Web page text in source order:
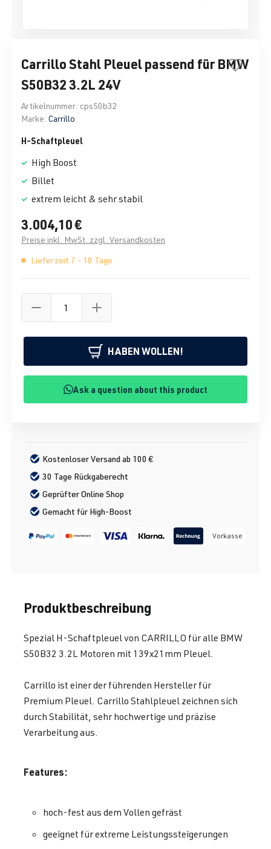
Carrillo Stahl Pleuel passend für BMW
S50B32 3.2L 24V
Artikelnummer: cps50b32
Marke: Carrillo
H-Schaftpleuel
High Boost
Billet
extrem leicht & sehr stabil
3.004,10 €
Preise inkl. MwSt. zzgl. Versandkosten
Lieferzeit 7 - 10 Tage
HABEN WOLLEN!
Ask a question about this product
Kostenloser Versand ab 100 €
30 Tage Rückgaberecht
Geprüfter Online Shop
Gemacht für High-Boost
Vorkasse
Produktbeschreibung
Spezial H-Schaftpleuel von CARRILLO für alle BMW
S50B32 3.2L Motoren mit 139x21mm Pleuel.
Carrillo ist einer der führenden Hersteller für
Premium Pleuel. Carrillo Stahlpleuel zeichnen sich
durch Stabilität, sehr hochwertige und präzise
Verarbeitung aus.
Features:
hoch-fest aus dem Vollen gefräst
geeignet für extreme Leistungssteigerungen